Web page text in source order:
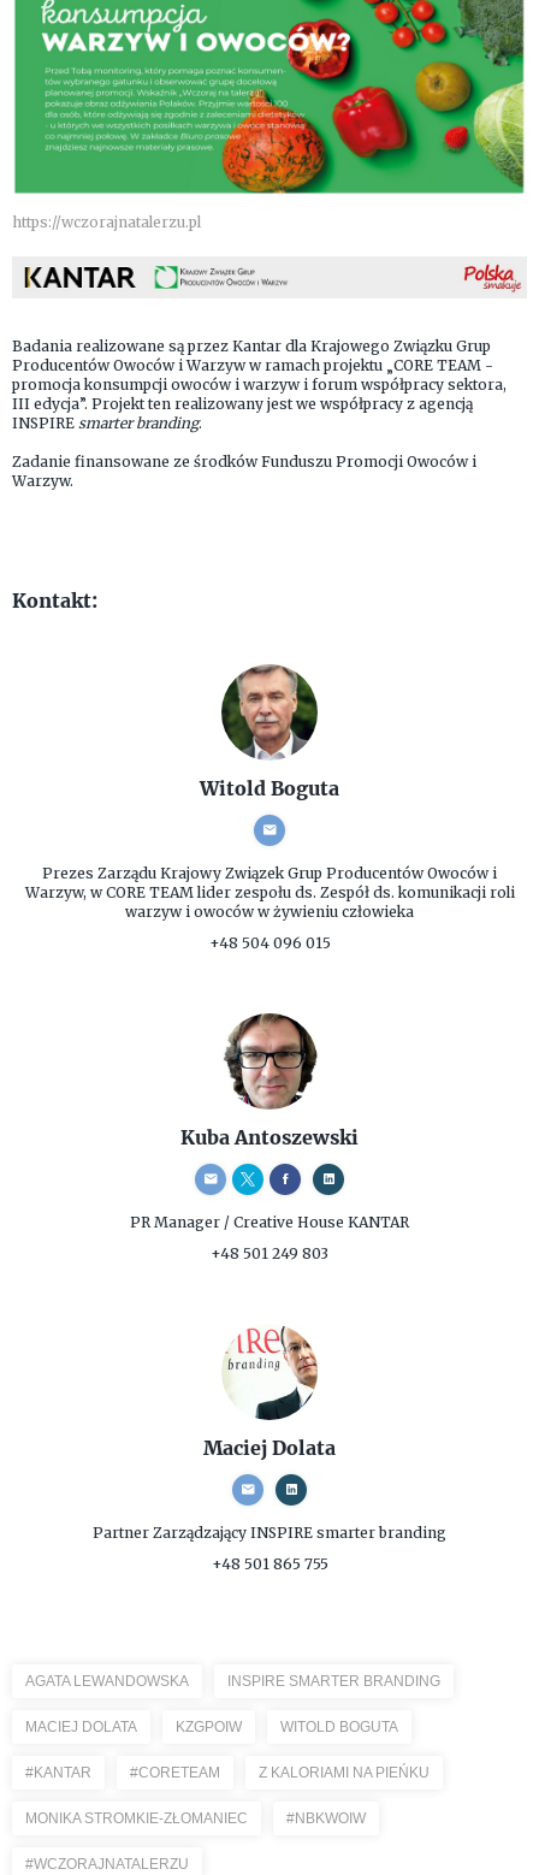
https://wczorajnatalerzu.pl
Badania realizowane są przez Kantar dla Krajowego Związku Grup
Producentów Owoców i Warzyw w ramach projektu „CORE TEAM -
promocja konsumpcji owoców i warzyw i forum współpracy sektora,
III edycja”. Projekt ten realizowany jest we współpracy z agencją
INSPIRE smarter branding.
Zadanie finansowane ze środków Funduszu Promocji Owoców i
Warzyw.
Kontakt:
Witold Boguta
Prezes Zarządu Krajowy Związek Grup Producentów Owoców i
Warzyw, w CORE TEAM lider zespołu ds. Zespół ds. komunikacji roli
warzyw i owoców w żywieniu człowieka
+48 504 096 015
Kuba Antoszewski
PR Manager / Creative House KANTAR
+48 501 249 803
Maciej Dolata
Partner Zarządzający INSPIRE smarter branding
+48 501 865 755
AGATA LEWANDOWSKA INSPIRE SMARTER BRANDING
MACIEJ DOLATA KZGPOIW WITOLD BOGUTA
#KANTAR #CORETEAM Z KALORIAMI NA PIEŃKU
MONIKA STROMKIE-ZŁOMANIEC #NBKWOIW
#WCZORAJNATALERZU